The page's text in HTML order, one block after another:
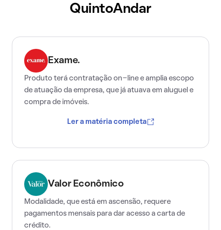
QuintoAndar
Exame.
Produto terá contratação on-line e amplia escopo
de atuação da empresa, que já atuava em aluguel e
compra de imóveis.
Ler a matéria completa
Valor Econômico
Modalidade, que está em ascensão, requere
pagamentos mensais para dar acesso a carta de
crédito.